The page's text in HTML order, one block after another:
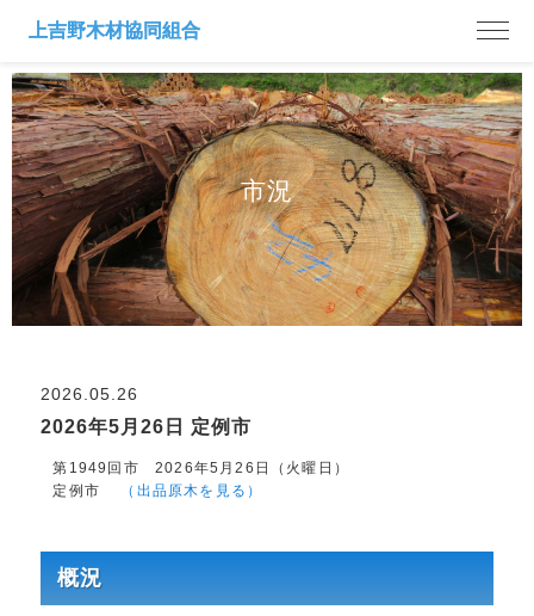
市況
2026.05.26
2026年5月26日 定例市
第1949回市 2026年5月26日（火曜日）
定例市
（出品原木を見る）
概況